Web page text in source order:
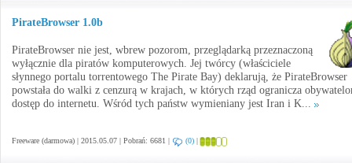
PirateBrowser 1.0b
PirateBrowser nie jest, wbrew pozorom, przeglądarką przeznaczoną
wyłącznie dla piratów komputerowych. Jej twórcy (właściciele
słynnego portalu torrentowego The Pirate Bay) deklarują, że PirateBrowser
powstała do walki z cenzurą w krajach, w których rząd ogranicza
dostęp do internetu. Wśród tych państw wymieniany jest Iran i K...
Freeware (darmowa) | 2015.05.07 | Pobrań: 6681 | (0) |